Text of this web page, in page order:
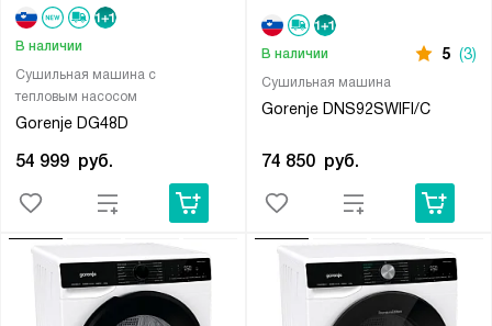
Сушильная машина с
тепловым насосом
Gorenje DG48D
В наличии
54 999 руб.
Сушильная машина
Gorenje DNS92SWIFI/C
В наличии 5 (3)
74 850 руб.